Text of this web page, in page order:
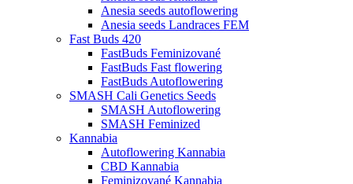
Anesia seeds autoflowering
Anesia seeds Landraces FEM
Fast Buds 420
FastBuds Feminizované
FastBuds Fast flowering
FastBuds Autoflowering
SMASH Cali Genetics Seeds
SMASH Autoflowering
SMASH Feminized
Kannabia
Autoflowering Kannabia
CBD Kannabia
Feminizované Kannabia